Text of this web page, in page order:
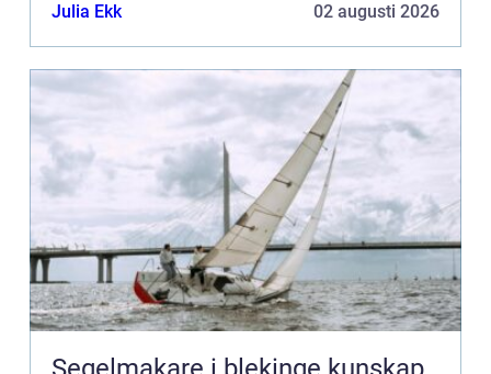
Julia Ekk 02 augusti 2026